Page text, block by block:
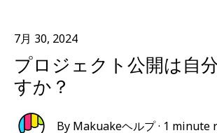
7月 30, 2024
プロジェクト公開は自
すか？
By Makuakeヘルプ· 1 minute